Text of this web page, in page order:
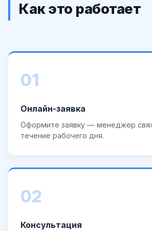
Как это работает
01
Онлайн-заявка
Оформите заявку — менеджер
течение рабочего дня.
02
Консультация